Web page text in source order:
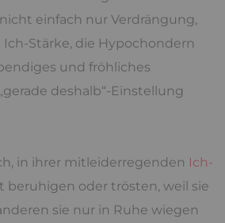
einfach nur Verdrängung,
Stärke, die Hypochondern
und fröhliches
deshalb“-Einstellung
in ihrer mitleiderregenden Ich-
beruhigen oder trösten, weil sie
sie nur in Ruhe wiegen